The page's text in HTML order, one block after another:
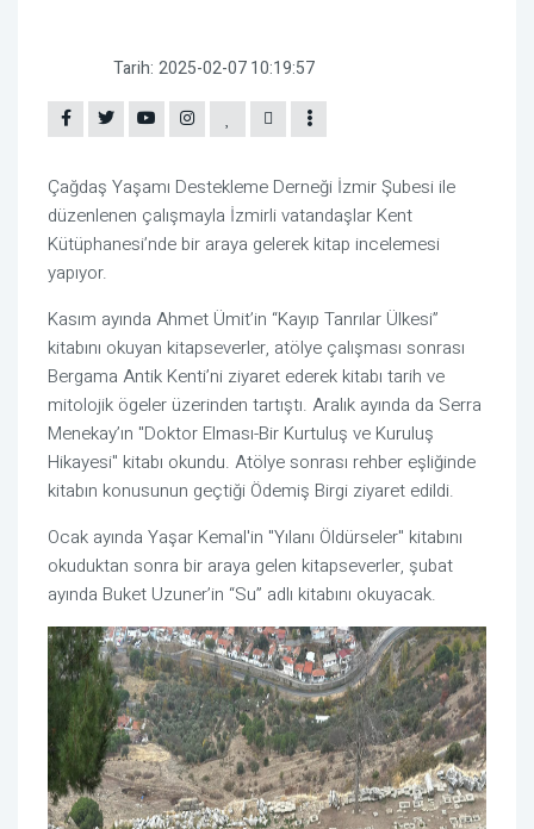
Tarih: 2025-02-07 10:19:57
Çağdaş Yaşamı Destekleme Derneği İzmir Şubesi ile
düzenlenen çalışmayla İzmirli vatandaşlar Kent
Kütüphanesi’nde bir araya gelerek kitap incelemesi
yapıyor.
Kasım ayında Ahmet Ümit’in “Kayıp Tanrılar Ülkesi”
kitabını okuyan kitapseverler, atölye çalışması sonrası
Bergama Antik Kenti’ni ziyaret ederek kitabı tarih ve
mitolojik ögeler üzerinden tartıştı. Aralık ayında da Serra
Menekay’ın "Doktor Elması-Bir Kurtuluş ve Kuruluş
Hikayesi" kitabı okundu. Atölye sonrası rehber eşliğinde
kitabın konusunun geçtiği Ödemiş Birgi ziyaret edildi.
Ocak ayında Yaşar Kemal'in "Yılanı Öldürseler" kitabını
okuduktan sonra bir araya gelen kitapseverler, şubat
ayında Buket Uzuner’in “Su” adlı kitabını okuyacak.